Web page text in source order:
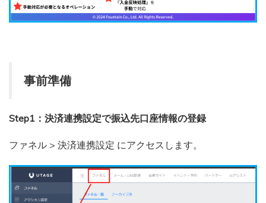
事前準備
Step1：決済連携設定で振込先口座情報の登録
ファネル > 決済連携設定 にアクセスします。